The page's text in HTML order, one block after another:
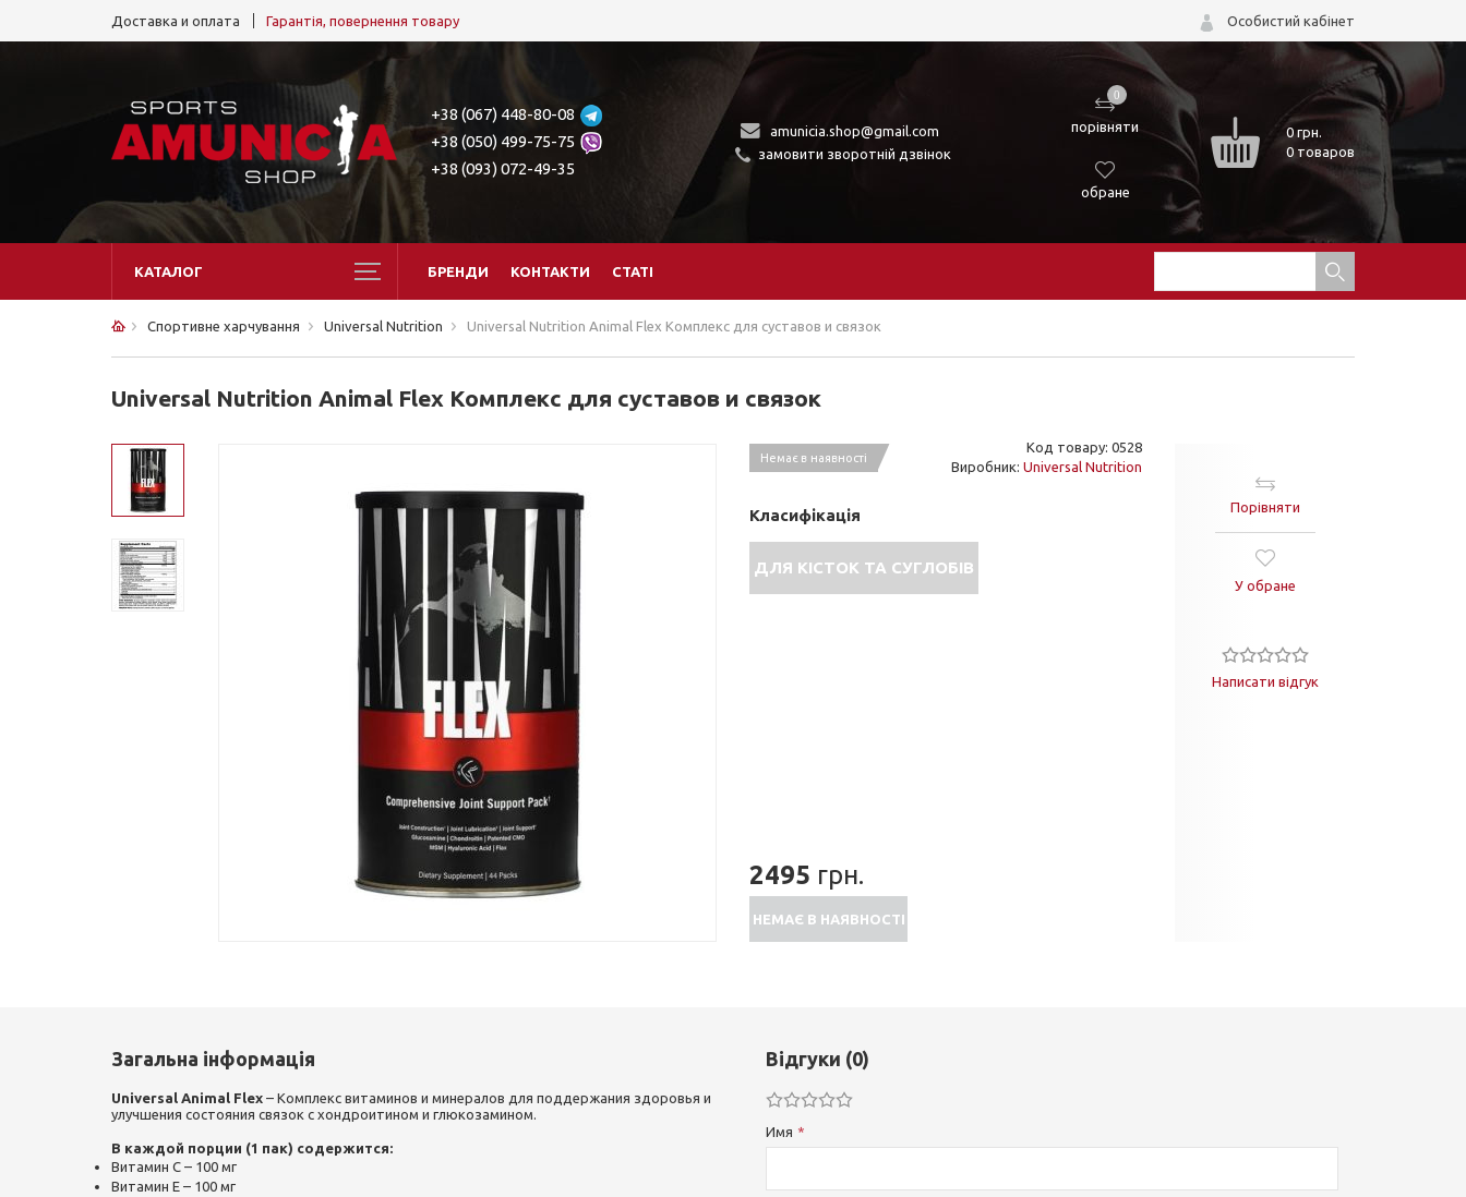
Доставка и оплата Гарантія, повернення товару Особистий кабінет
+38 (067) 448-80-08
+38 (050) 499-75-75
+38 (093) 072-49-35
amunicia.shop@gmail.com
замовити зворотній дзвінок
0
порівняти
обране
0грн.
0 товаров
КАТАЛОГ БРЕНДИ КОНТАКТИ СТАТІ
Спортивне харчування Universal Nutrition Universal Nutrition Animal Flex Комплекс для суставов и связок
Universal Nutrition Animal Flex Комплекс для суставов и связок
Немає в наявності
Код товару: 0528
Виробник: Universal Nutrition
Класифікація
ДЛЯ КІСТОК ТА СУГЛОБІВ
2495 грн.
НЕМАЄ В НАЯВНОСТІ
Порівняти
У обране
Написати відгук
Загальна інформація
Universal Animal Flex – Комплекс витаминов и минералов для поддержания здоровья и
улучшения состояния связок с хондроитином и глюкозамином.
В каждой порции (1 пак) содержится:
Витамин С – 100 мг
Витамин Е – 100 мг
Відгуки (0)
Имя